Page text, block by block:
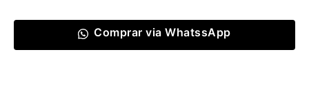
Comprar via WhatssApp